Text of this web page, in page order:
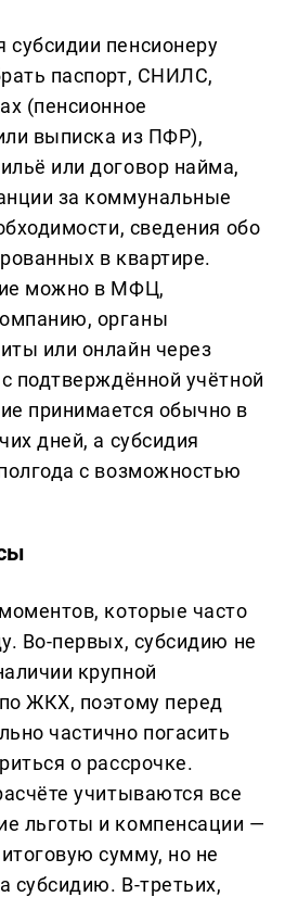
пенсионеру
паспорт, СНИЛС,
(пенсионное
выписка из ПФР),
или договор найма,
за коммунальные
сведения обо
в квартире.
можно в МФЦ,
органы
или онлайн через
с подтверждённой учётной
принимается обычно в
дней, а субсидия
с возможностью
которые часто
Во‑первых, субсидию не
крупной
ЖКХ, поэтому перед
частично погасить
о рассрочке.
учитываются все
льготы и компенсации —
сумму, но не
субсидию. В‑третьих,